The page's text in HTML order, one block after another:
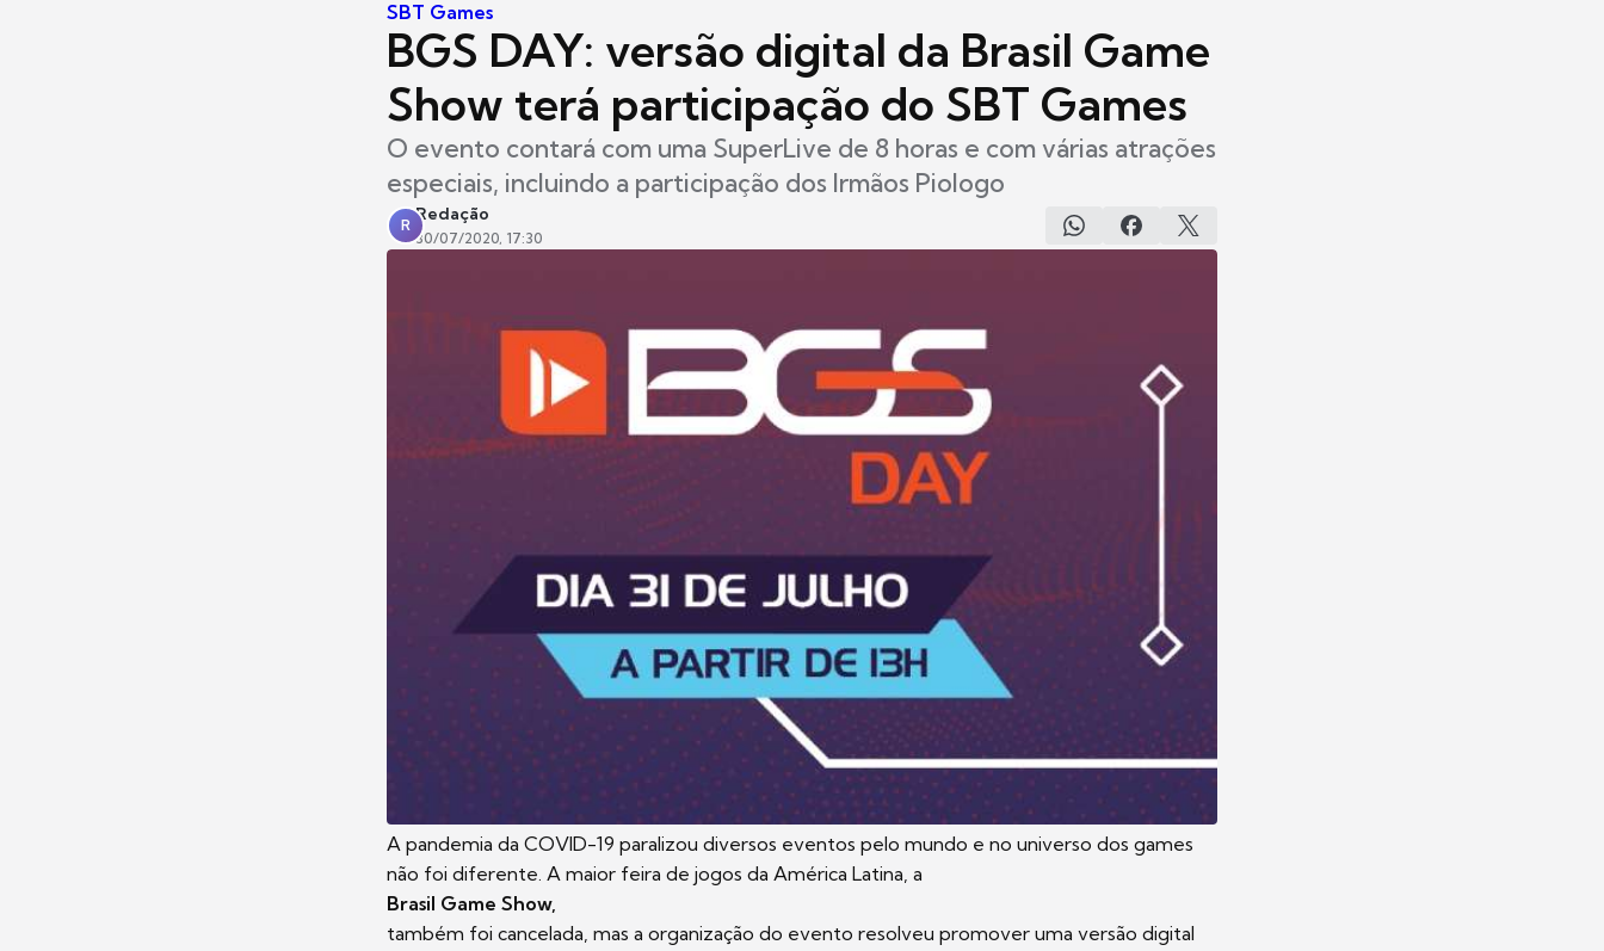
SBT Games
BGS DAY: versão digital da Brasil Game
Show terá participação do SBT Games
O evento contará com uma SuperLive de 8 horas e com várias atrações
especiais, incluindo a participação dos Irmãos Piologo
R
Redação
30/07/2020, 17:30
A pandemia da COVID-19 paralizou diversos eventos pelo mundo e no universo dos games
não foi diferente. A maior feira de jogos da América Latina, a
Brasil Game Show,
também foi cancelada, mas a organização do evento resolveu promover uma versão digital